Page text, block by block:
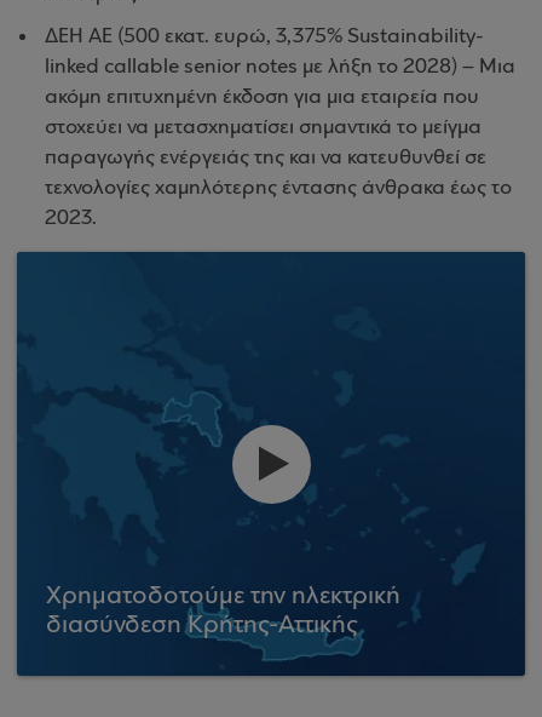
ΔΕΗ ΑΕ (500 εκατ. ευρώ, 3,375% Sustainability-
linked callable senior notes με λήξη το 2028) – Μια
ακόμη επιτυχημένη έκδοση για μια εταιρεία που
στοχεύει να μετασχηματίσει σημαντικά το μείγμα
παραγωγής ενέργειάς της και να κατευθυνθεί σε
τεχνολογίες χαμηλότερης έντασης άνθρακα έως το
2023.
Χρηματοδοτούμε την ηλεκτρική
διασύνδεση Κρήτης-Αττικής